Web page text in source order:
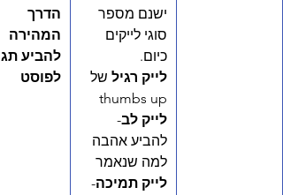
ישנם מספר
סוגי לייקים
כיום.
לייק רגיל של
thumbs up
לייק לב-
להביע אהבה
למה שנאמר
לייק תמיכה-
הדרך
המהירה
להביע
לפוסט